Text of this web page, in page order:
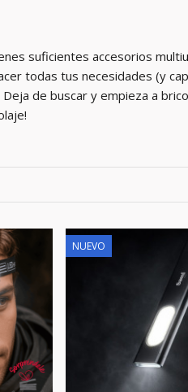
suficientes accesorios
todas tus necesidades (y
de buscar y empieza a
NUEVO